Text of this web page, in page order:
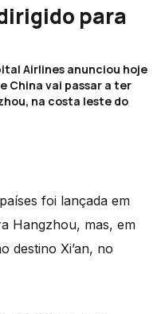
para
Airlines anunciou hoje
China vai passar a ter
na costa leste do
foi lançada em
Hangzhou, mas, em
destino Xi’an, no